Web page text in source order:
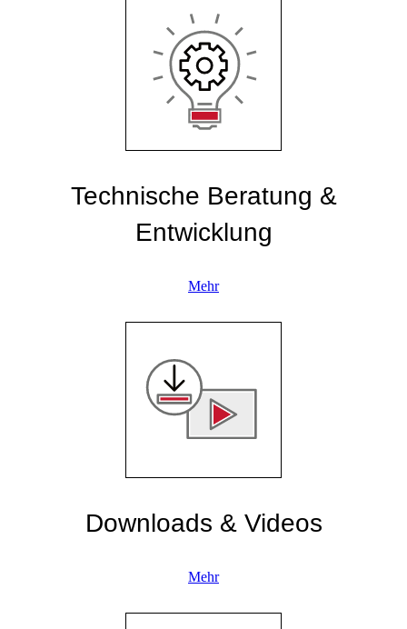
Technische Beratung &
Entwicklung
Mehr
Downloads & Videos
Mehr